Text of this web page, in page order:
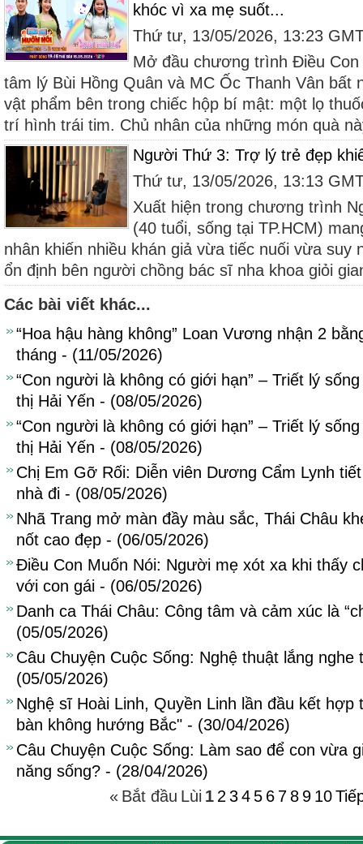
khóc vì xa mẹ suốt...
Thứ tư, 13/05/2026, 13:23
Mở đầu chương trình Điều
tâm lý Bùi Hồng Quân và MC Ốc Thanh Vân bất
vật phẩm bên trong chiếc hộp bí mật: một lọ
trí hình trái tim. Chủ nhân của những món quà
Người Thứ 3: Trợ lý trẻ đẹp
Thứ tư, 13/05/2026, 13:13
Xuất hiện trong chương trình
(40 tuổi, sống tại TP.HCM)
nhân khiến nhiều khán giả vừa tiếc nuối vừa suy
ổn định bên người chồng bác sĩ nha khoa giỏi
Các bài viết khác...
“Hoa hậu hàng không” Loan Vương nhận 2
tháng - (11/05/2026)
“Con người là không có giới hạn” – Triết lý
thị Hải Yến - (08/05/2026)
“Con người là không có giới hạn” – Triết lý
thị Hải Yến - (08/05/2026)
Chị Em Gỡ Rối: Diễn viên Dương Cẩm Lynh
nhà đi - (08/05/2026)
Nhã Trang mở màn đầy màu sắc, Thái Châu
nốt cao đẹp - (06/05/2026)
Điều Con Muốn Nói: Người mẹ xót xa khi thấy
với con gái - (06/05/2026)
Danh ca Thái Châu: Công tâm và cảm xúc là
(05/05/2026)
Câu Chuyện Cuộc Sống: Nghệ thuật lắng nghe
(05/05/2026)
Nghệ sĩ Hoài Linh, Quyền Linh lần đầu kết hợp
bàn không hướng Bắc" - (30/04/2026)
Câu Chuyện Cuộc Sống: Làm sao để con vừa
năng sống? - (28/04/2026)
« Bắt đầu Lùi 1 2 34 5 6 7 8 9 10